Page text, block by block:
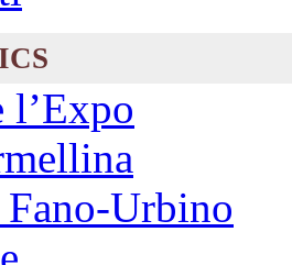
l’Expo
Urbino